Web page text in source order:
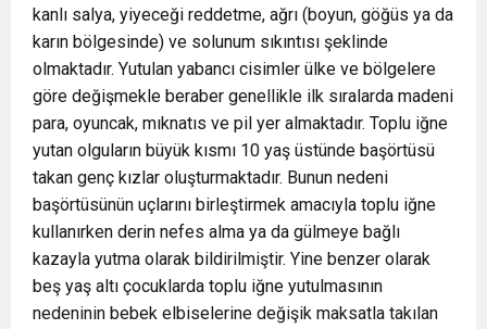
kanlı salya, yiyeceği reddetme, ağrı (boyun, göğüs ya da
karın bölgesinde) ve solunum sıkıntısı şeklinde
olmaktadır. Yutulan yabancı cisimler ülke ve bölgelere
göre değişmekle beraber genellikle ilk sıralarda madeni
para, oyuncak, mıknatıs ve pil yer almaktadır. Toplu iğne
yutan olguların büyük kısmı 10 yaş üstünde başörtüsü
takan genç kızlar oluşturmaktadır. Bunun nedeni
başörtüsünün uçlarını birleştirmek amacıyla toplu iğne
kullanırken derin nefes alma ya da gülmeye bağlı
kazayla yutma olarak bildirilmiştir. Yine benzer olarak
beş yaş altı çocuklarda toplu iğne yutulmasının
nedeninin bebek elbiselerine değişik maksatla takılan